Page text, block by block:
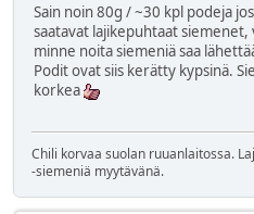
Sain noin 80g / ~30 kpl podeja
saatavat lajikepuhtaat siemenet,
minne noita siemeniä saa
Podit ovat siis kerätty kypsinä.
korkea
Chili korvaa suolan ruuanlaitossa.
-siemeniä myytävänä.